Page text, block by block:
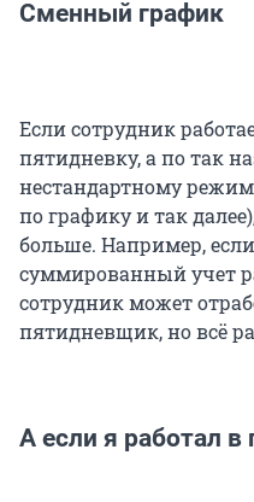
Сменный график
Если сотрудник
пятидневку, а по так
нестандартному
по графику и так
больше. Например,
суммированный учет
сотрудник может
пятидневщик, но всё
А если я работал в